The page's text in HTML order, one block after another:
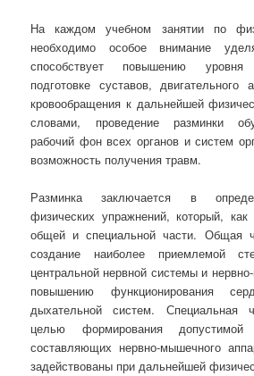
На каждом учебном занятии по
необходимо особое внимание
способствует повышению уровня
подготовке суставов,
кровообращения к дальнейшей
словами, проведение разминки
рабочий фон всех органов и систем
возможность получения травм.
Разминка заключается в
физических упражнений, который,
общей и специальной части. Общая
создание наиболее приемлемой
центральной нервной системы и
повышению функционирования
дыхательной систем. Специальная
целью формирования допустимой
составляющих нервно-мышечного
задействованы при дальнейшей